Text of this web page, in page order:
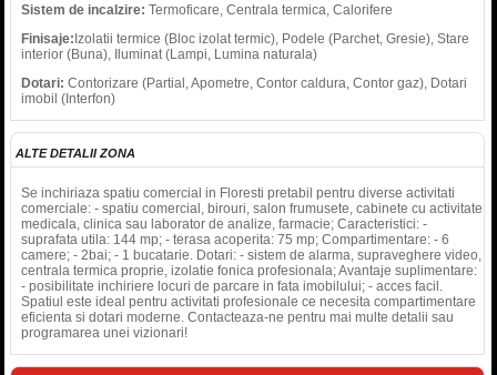
Sistem de incalzire: Termoficare, Centrala termica, Calorifere
Finisaje: Izolatii termice (Bloc izolat termic), Podele (Parchet, Gresie), Stare
interior (Buna), Iluminat (Lampi, Lumina naturala)
Dotari: Contorizare (Partial, Apometre, Contor caldura, Contor gaz), Dotari
imobil (Interfon)
ALTE DETALII ZONA
Se inchiriaza spatiu comercial in Floresti pretabil pentru diverse activitati
comerciale: - spatiu comercial, birouri, salon frumusete, cabinete cu activitate
medicala, clinica sau laborator de analize, farmacie; Caracteristici: -
suprafata utila: 144 mp; - terasa acoperita: 75 mp; Compartimentare: - 6
camere; - 2bai; - 1 bucatarie. Dotari: - sistem de alarma, supraveghere video,
centrala termica proprie, izolatie fonica profesionala; Avantaje suplimentare:
- posibilitate inchiriere locuri de parcare in fata imobilului; - acces facil.
Spatiul este ideal pentru activitati profesionale ce necesita compartimentare
eficienta si dotari moderne. Contacteaza-ne pentru mai multe detalii sau
programarea unei vizionari!